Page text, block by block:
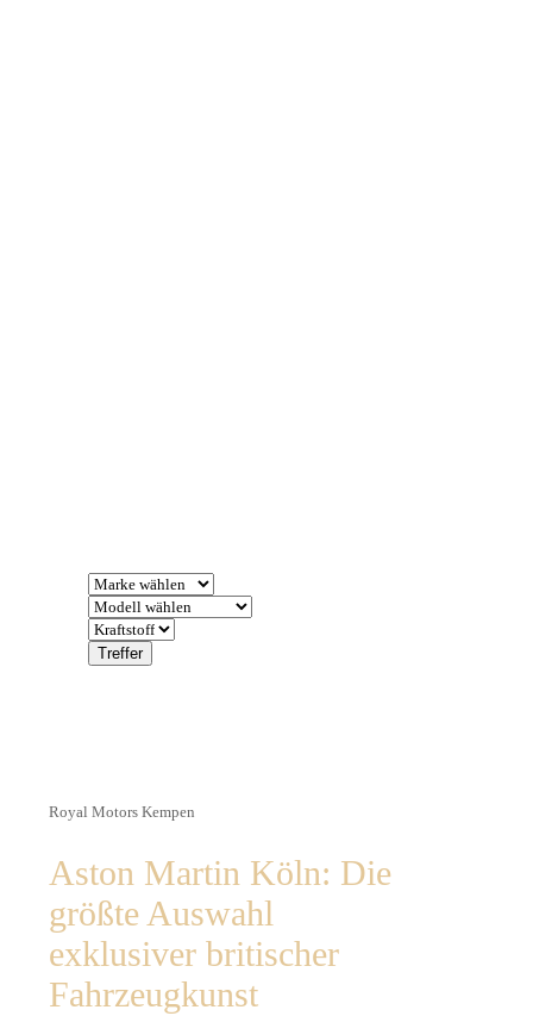
Treffer
Royal Motors Kempen
Aston Martin Köln: Die
größte Auswahl
exklusiver britischer
Fahrzeugkunst